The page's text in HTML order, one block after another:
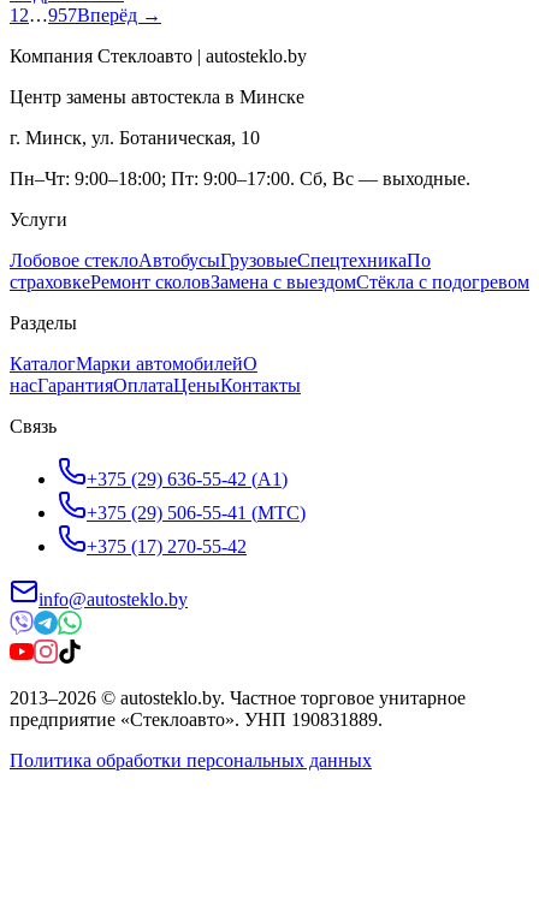
1 2…957Вперёд →
Компания Стеклоавто | autosteklo.by
Центр замены автостекла в Минске
г. Минск, ул. Ботаническая, 10
Пн–Чт: 9:00–18:00; Пт: 9:00–17:00. Сб, Вс — выходные.
Услуги
Лобовое стеклоАвтобусыГрузовыеСпецтехникаПо
страховкеРемонт сколовЗамена с выездомСтёкла с подогревом
Разделы
КаталогМарки автомобилейО
насГарантияОплатаЦеныКонтакты
Связь
+375 (29) 636-55-42 (A1)
+375 (29) 506-55-41 (МТС)
+375 (17) 270-55-42
info@autosteklo.by
2013–2026 © autosteklo.by. Частное торговое унитарное
предприятие «Стеклоавто». УНП 190831889.
Политика обработки персональных данных